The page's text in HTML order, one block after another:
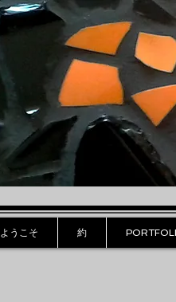
ようこそ 約